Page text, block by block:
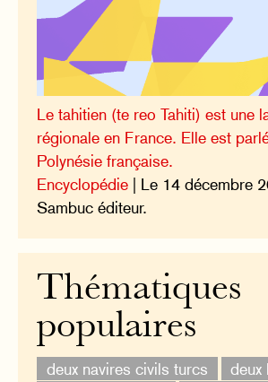
Le tahitien (te reo Tahiti) est une
régionale en France. Elle est
Polynésie française.
Encyclopédie | Le 14 décembre
Sambuc éditeur.
Thématiques
populaires
deux navires civils turcs
deux